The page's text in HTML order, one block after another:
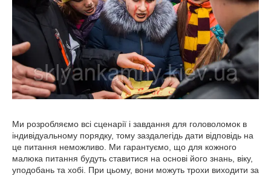
Ми розробляємо всі сценарії і завдання для головоломок в
індивідуальному порядку, тому заздалегідь дати відповідь на
це питання неможливо. Ми гарантуємо, що для кожного
малюка питання будуть ставитися на основі його знань, віку,
уподобань та хобі. При цьому, вони можуть трохи виходити за